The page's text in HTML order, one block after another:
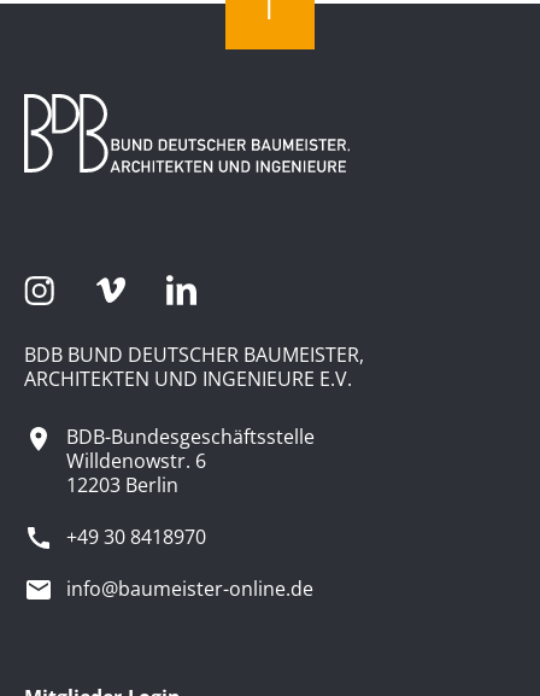
BDB BUND DEUTSCHER BAUMEISTER,
ARCHITEKTEN UND INGENIEURE E.V.
BDB-Bundesgeschäftsstelle
Willdenowstr. 6
12203 Berlin
+49 30 8418970
info@baumeister-online.de